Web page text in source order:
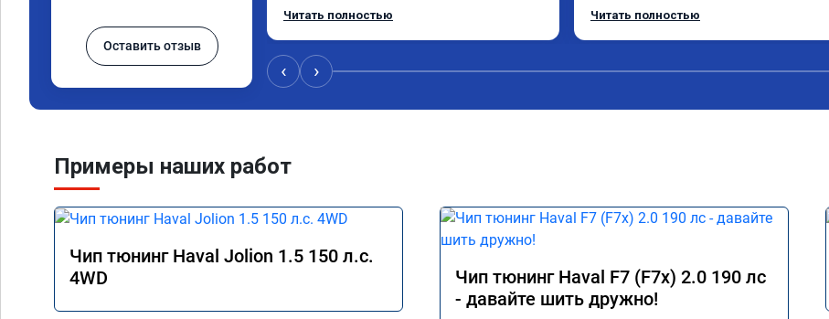
Оставить отзыв
почти нет)
Читать полностью
интересовало,уже ожидали к
Читать полностью
‹ ›
Примеры наших работ
Чип тюнинг Haval Jolion 1.5 150 л.с.
4WD
Чип тюнинг Haval F7 (F7x) 2.0 190 лс
- давайте шить дружно!